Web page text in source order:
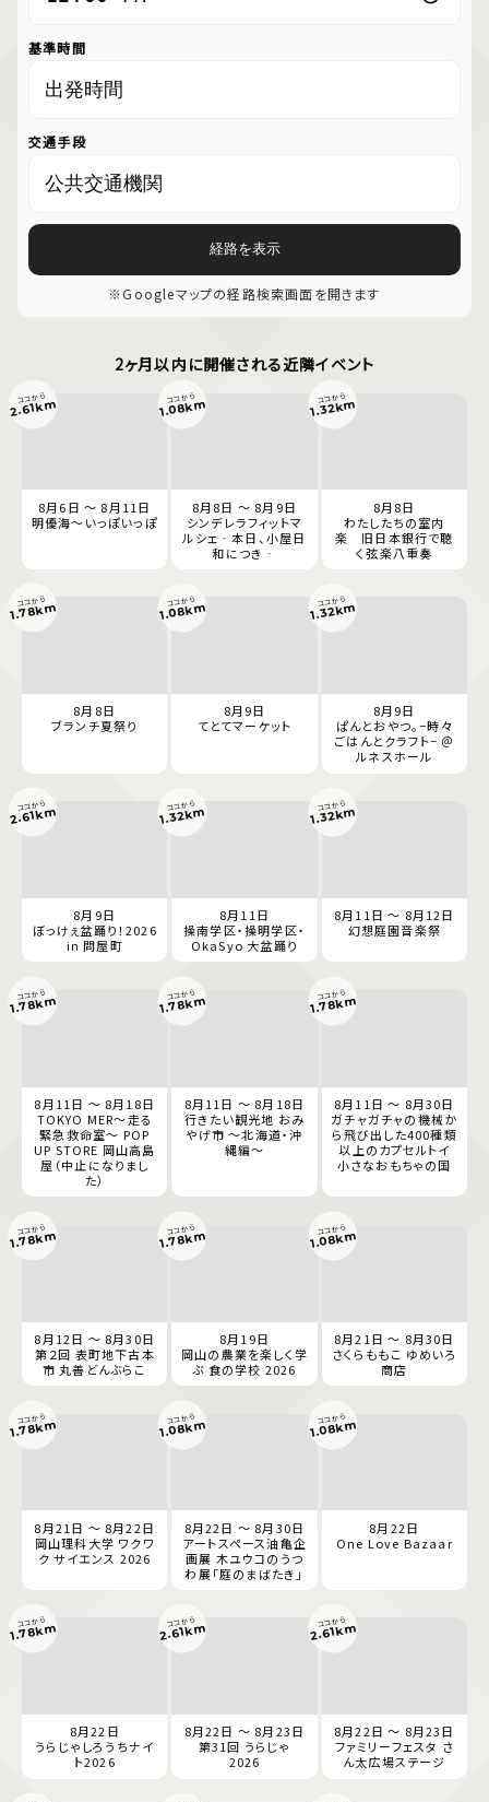
基準時間
交通手段
経路を表示
※Googleマップの経路検索画面を開きます
2ヶ月以内に開催される近隣イベント
8月6日 ～ 8月11日
明優海〜いっぽいっぽ
ココから
2.61km
8月8日 ～ 8月9日
シンデレラフィットマ
ルシェ‐本日、小屋日
和につき‐
ココから
1.08km
8月8日
わたしたちの室内
楽 旧日本銀行で聴
く弦楽八重奏
ココから
1.32km
8月8日
ブランチ夏祭り
ココから
1.78km
8月9日
てとてマーケット
ココから
1.08km
8月9日
ぱんとおやつ。−時々
ごはんとクラフト− ＠
ルネスホール
ココから
1.32km
8月9日
ぼっけぇ盆踊り！2026
in 問屋町
ココから
2.61km
8月11日
操南学区・操明学区・
OkaSyo 大盆踊り
ココから
1.32km
8月11日 ～ 8月12日
幻想庭園音楽祭
ココから
1.32km
8月11日 ～ 8月18日
TOKYO MER～走る
緊急救命室～ POP
UP STORE 岡山高島
屋（中止になりまし
た）
ココから
1.78km
8月11日 ～ 8月18日
行きたい観光地 おみ
やげ市 ～北海道・沖
縄編～
ココから
1.78km
8月11日 ～ 8月30日
ガチャガチャの機械か
ら飛び出した400種類
以上のカプセルトイ
小さなおもちゃの国
ココから
1.78km
8月12日 ～ 8月30日
第２回 表町地下古本
市 丸善どんぶらこ
ココから
1.78km
8月19日
岡山の農業を楽しく学
ぶ 食の学校 2026
ココから
1.78km
8月21日 ～ 8月30日
さくらももこ ゆめいろ
商店
ココから
1.08km
8月21日 ～ 8月22日
岡山理科大学 ワクワ
ク サイエンス 2026
ココから
1.78km
8月22日 ～ 8月30日
アートスペース油亀企
画展 木ユウコのうつ
わ展「庭のまばたき」
ココから
1.08km
8月22日
One Love Bazaar
ココから
1.08km
8月22日
うらじゃしろうちナイ
ト2026
ココから
1.78km
8月22日 ～ 8月23日
第31回 うらじゃ
2026
ココから
2.61km
8月22日 ～ 8月23日
ファミリーフェスタ さ
ん太広場ステージ
ココから
2.61km